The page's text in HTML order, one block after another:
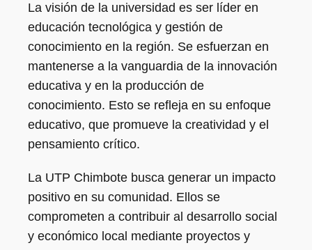
La visión de la universidad es ser líder en
educación tecnológica y gestión de
conocimiento en la región. Se esfuerzan en
mantenerse a la vanguardia de la innovación
educativa y en la producción de
conocimiento. Esto se refleja en su enfoque
educativo, que promueve la creatividad y el
pensamiento crítico.
La UTP Chimbote busca generar un impacto
positivo en su comunidad. Ellos se
comprometen a contribuir al desarrollo social
y económico local mediante proyectos y